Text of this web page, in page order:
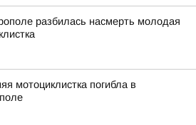
разбилась насмерть молодая
мотоциклистка погибла в